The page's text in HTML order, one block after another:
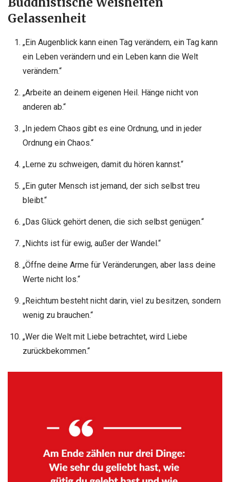
Gelassenheit
„Ein Augenblick kann einen Tag verändern, ein Tag kann
ein Leben verändern und ein Leben kann die Welt
verändern.“
„Arbeite an deinem eigenen Heil. Hänge nicht von
anderen ab.“
„In jedem Chaos gibt es eine Ordnung, und in jeder
Ordnung ein Chaos.“
„Lerne zu schweigen, damit du hören kannst.“
„Ein guter Mensch ist jemand, der sich selbst treu
bleibt.“
„Das Glück gehört denen, die sich selbst genügen.“
„Nichts ist für ewig, außer der Wandel.“
„Öffne deine Arme für Veränderungen, aber lass deine
Werte nicht los.“
„Reichtum besteht nicht darin, viel zu besitzen, sondern
wenig zu brauchen.“
„Wer die Welt mit Liebe betrachtet, wird Liebe
zurückbekommen.“